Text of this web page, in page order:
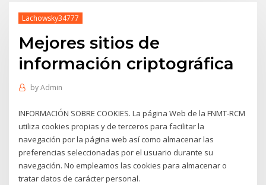
Lachowsky34777
Mejores sitios de
información criptográfica
byAdmin
INFORMACIÓN SOBRE COOKIES. La página Web de la FNMT-RCM
utiliza cookies propias y de terceros para facilitar la
navegación por la página web así como almacenar las
preferencias seleccionadas por el usuario durante su
navegación. No empleamos las cookies para almacenar o
tratar datos de carácter personal.